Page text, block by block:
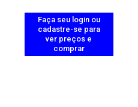
Faça seu login ou
cadastre-se para
ver preços e
comprar